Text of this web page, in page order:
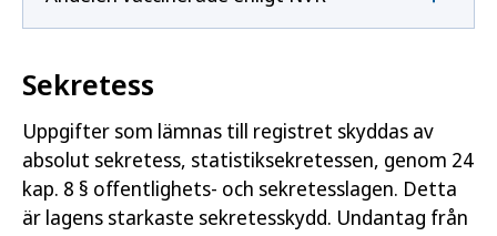
Sekretess
Uppgifter som lämnas till registret skyddas av
absolut sekretess, statistiksekretessen, genom 24
kap. 8 § offentlighets- och sekretesslagen. Detta
är lagens starkaste sekretesskydd. Undantag från